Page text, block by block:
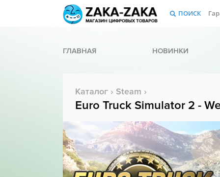
ПОИСК
ГЛАВНАЯ НОВИНКИ
Каталог › Steam ›
Euro Truck Simulator 2 -